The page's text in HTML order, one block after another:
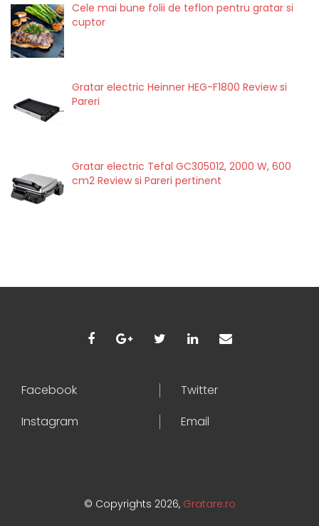
Cele mai bune folii de teflon pentru gratar si
cuptor
Gratar electric Heinner HEG-F1800 Review si
Pareri
Gratar electric Tefal GC305012, 2000 W, 600
cm2 Review si Pareri pertinent
Facebook
Twitter
Instagram
Email
© Copyrights 2026, Gratare.ro